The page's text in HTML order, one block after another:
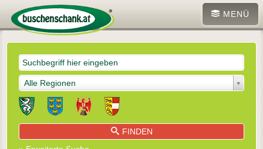
MENÜ
Alle Regionen
FINDEN